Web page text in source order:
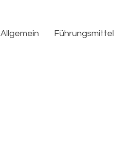
Allgemein Führungsmittel